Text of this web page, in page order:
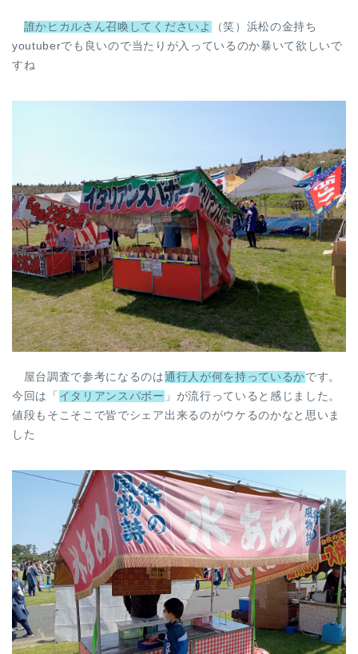
誰かヒカルさん召喚してくださいよ
（笑）浜松の金持ち
youtuberでも良いので当たりが入っているのか暴いて欲しいで
すね
屋台調査で参考になるのは通行人が何を持っているかです。
今回は「 イタリアンスパボー 」が流行っていると感じました。
値段もそこそこで皆でシェア出来るのがウケるのかなと思いま
した